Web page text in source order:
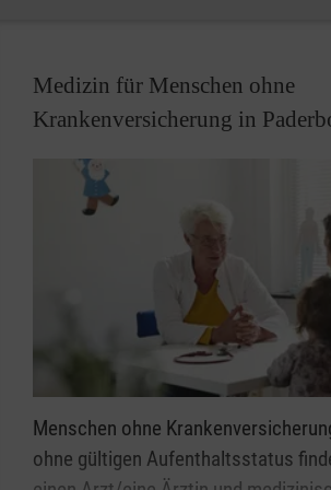
Medizin für Menschen ohne
Krankenversicherung in
Menschen ohne
ohne gültigen Aufenthaltsstatus